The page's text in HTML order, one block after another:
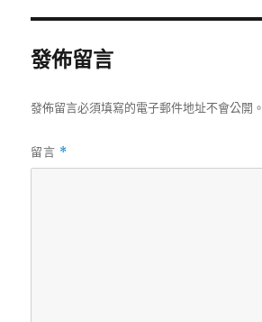
發佈留言
發佈留言必須填寫的電子郵件地址不會公開。
留言 *